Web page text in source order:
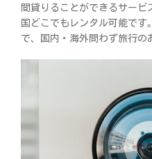
間貸りることができるサービ
国どこでもレンタル可能です
で、国内・海外問わず旅行の